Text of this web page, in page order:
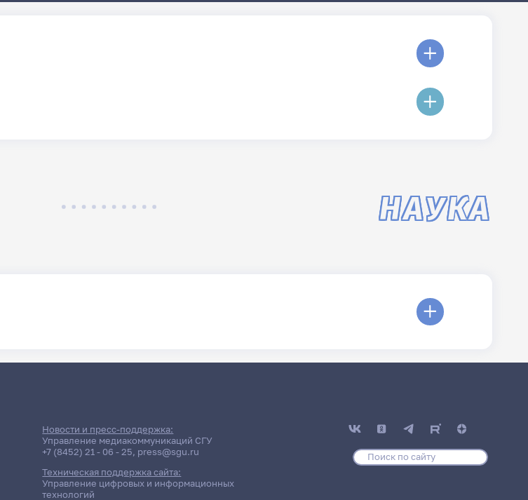
НАУКА
Новости и пресс-поддержка:
Управление медиакоммуникаций СГУ
+7 (8452) 21 - 06 - 25, press@sgu.ru
Техническая поддержка сайта:
Управление цифровых и информационных
технологий